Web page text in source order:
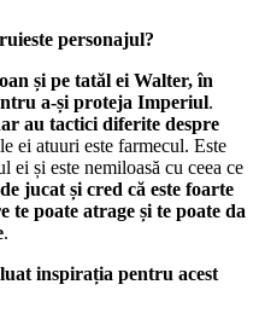
personajul?
și pe tatăl ei Walter, în
a-și proteja Imperiul.
au tactici diferite despre
ei atuuri este farmecul. Este
și este nemiloasă cu ceea ce
jucat și cred că este foarte
te poate atrage și te poate da
.
inspirația pentru acest